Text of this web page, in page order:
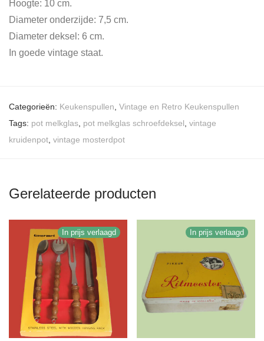
Hoogte: 10 cm.
Diameter onderzijde: 7,5 cm.
Diameter deksel: 6 cm.
In goede vintage staat.
Categorieën: Keukenspullen Vintage en Retro Keukenspullen
Tags: pot melkglas pot melkglas schroefdeksel vintage
kruidenpot vintage mosterdpot
Gerelateerde producten
In prijs verlaagd In prijs verlaagd